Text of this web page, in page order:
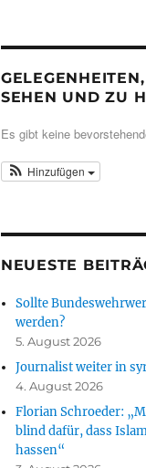
SEHEN UND ZU
Es gibt keine
Hinzufügen
NEUESTE
Sollte
werden?
5. August 2026
Journalist weiter in
4. August 2026
Florian Schroeder:
blind dafür, dass
hassen“